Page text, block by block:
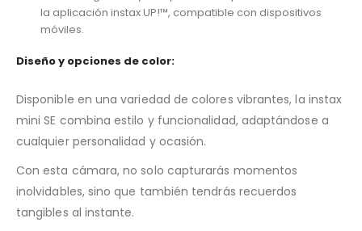
la aplicación instax UP!™, compatible con dispositivos
móviles.
Diseño y opciones de color:
Disponible en una variedad de colores vibrantes, la instax
mini SE combina estilo y funcionalidad, adaptándose a
cualquier personalidad y ocasión.
Con esta cámara, no solo capturarás momentos
inolvidables, sino que también tendrás recuerdos
tangibles al instante.